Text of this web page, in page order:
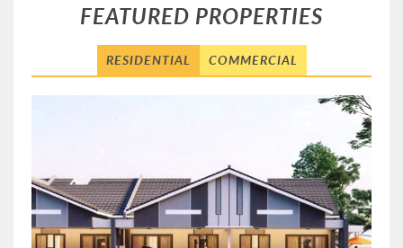
FEATURED PROPERTIES
RESIDENTIAL COMMERCIAL